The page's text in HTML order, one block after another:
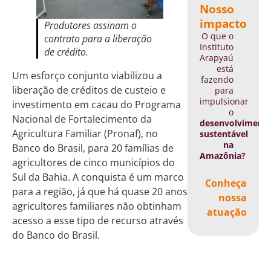
Nosso
impacto
O que o
Instituto
Arapyaú
está
fazendo
para
impulsionar
o
sustentável
na
Amazônia?
Conheça
nossa
atuação
Produtores assinam o
contrato para a liberação
de crédito.
Um esforço conjunto viabilizou a
liberação de créditos de custeio e
investimento em cacau do Programa
Nacional de Fortalecimento da
Agricultura Familiar (Pronaf), no
Banco do Brasil, para 20 famílias de
agricultores de cinco municípios do
Sul da Bahia. A conquista é um marco
para a região, já que há quase 20 anos
agricultores familiares não obtinham
acesso a esse tipo de recurso através
do Banco do Brasil.